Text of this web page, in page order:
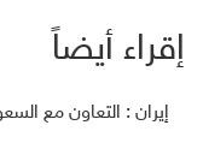
إقراء أيضاً
إيران : التعاون مع